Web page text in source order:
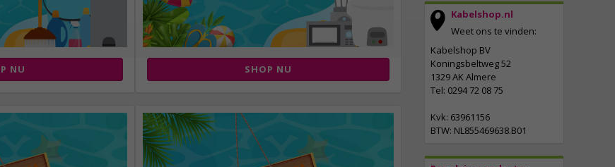
Kabelshop.nl
Weet ons te vinden:
Kabelshop BV
Koningsbeltweg 52
1329 AK Almere
Tel: 0294 72 08 75
Kvk: 63961156
BTW: NL855469638.B01
NU SHOP NU